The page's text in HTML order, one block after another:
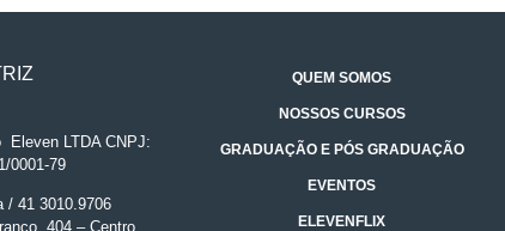
.
Eleven LTDA CNPJ:
0001-79
/ 41 3010.9706
404 – Centro
QUEM SOMOS
NOSSOS CURSOS
GRADUAÇÃO E PÓS GRADUAÇÃO
EVENTOS
ELEVENFLIX